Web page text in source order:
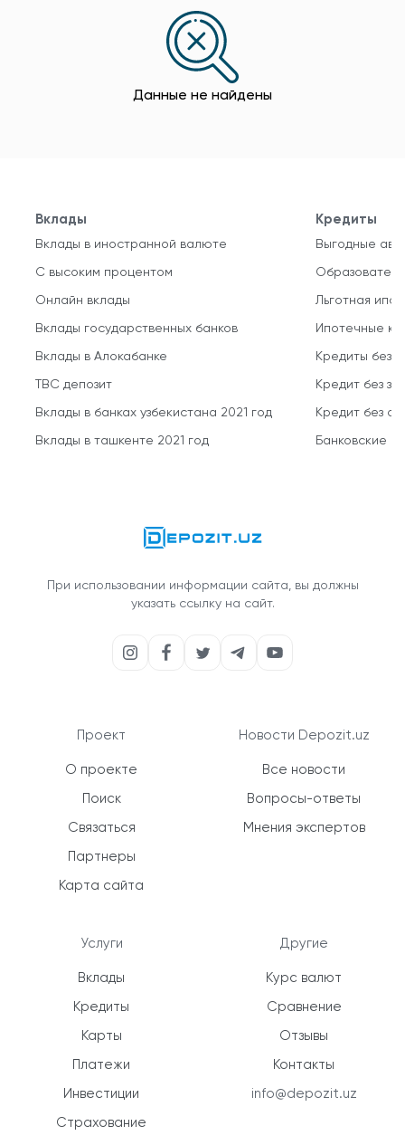
Данные не найдены
Вклады
Вклады в иностранной валюте
С высоким процентом
Онлайн вклады
Вклады государственных банков
Вклады в Алокабанке
TBC депозит
Вклады в банках узбекистана 2021 год
Вклады в ташкенте 2021 год
Кредиты
Выгодные
Льготная
Ипотечные
Кредиты без
Кредит без
Кредит без
Банковские
При использовании информации сайта, вы должны
указать ссылку на сайт.
Проект
О проекте
Поиск
Связаться
Партнеры
Карта сайта
Услуги
Вклады
Кредиты
Карты
Платежи
Инвестиции
Страхование
Новости Depozit.uz
Все новости
Вопросы-ответы
Мнения экспертов
Другие
Курс валют
Сравнение
Отзывы
Контакты
info@depozit.uz